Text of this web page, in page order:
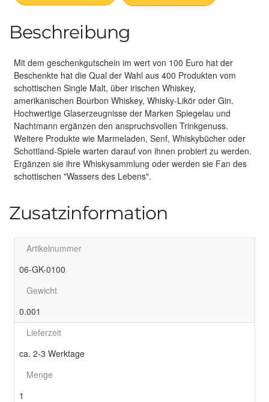
Beschreibung
Mit dem geschenkgutschein im wert von 100 Euro hat der
Beschenkte hat die Qual der Wahl aus 400 Produkten vom
schottischen Single Malt, über irischen Whiskey,
amerikanischen Bourbon Whiskey, Whisky-Likör oder Gin.
Hochwertige Glaserzeugnisse der Marken Spiegelau und
Nachtmann ergänzen den anspruchsvollen Trinkgenuss.
Weitere Produkte wie Marmeladen, Senf, Whiskybücher oder
Schottland-Spiele warten darauf von ihnen probiert zu werden.
Ergänzen sie ihre Whiskysammlung oder werden sie Fan des
schottischen "Wassers des Lebens".
Zusatzinformation
Artikelnummer
06-GK-0100
Gewicht
0.001
Lieferzeit
ca. 2-3 Werktage
Menge
1